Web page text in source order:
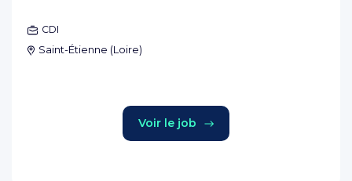
CDI
Saint-Étienne (Loire)
Voir le job